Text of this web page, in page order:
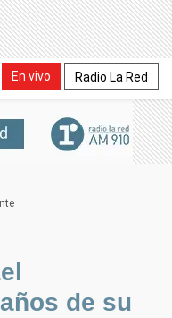
En vivo Radio La Red
de su